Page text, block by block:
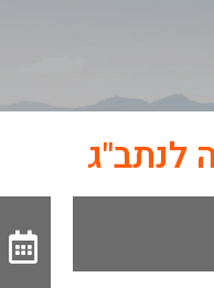
לנתב"ג